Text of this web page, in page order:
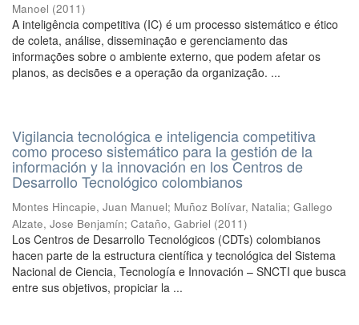
Manoel (2011)
A inteligência competitiva (IC) é um processo sistemático e ético
de coleta, análise, disseminação e gerenciamento das
informações sobre o ambiente externo, que podem afetar os
planos, as decisões e a operação da organização. ...
Vigilancia tecnológica e inteligencia competitiva
como proceso sistemático para la gestión de la
información y la innovación en los Centros de
Desarrollo Tecnológico colombianos
Montes Hincapie, Juan Manuel; Muñoz Bolívar, Natalia; Gallego
Alzate, Jose Benjamín; Cataño, Gabriel (2011)
Los Centros de Desarrollo Tecnológicos (CDTs) colombianos
hacen parte de la estructura científica y tecnológica del Sistema
Nacional de Ciencia, Tecnología e Innovación – SNCTI que busca
entre sus objetivos, propiciar la ...